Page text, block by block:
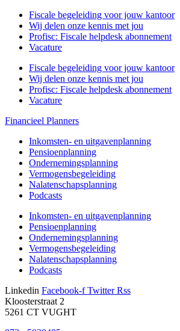
Fiscale begeleiding voor jouw kantoor
Wij delen onze kennis met jou
Profisc: Fiscale helpdesk abonnement
Vacature
Fiscale begeleiding voor jouw kantoor
Wij delen onze kennis met jou
Profisc: Fiscale helpdesk abonnement
Vacature
Financieel Planners
Inkomsten- en uitgavenplanning
Pensioenplanning
Ondernemingsplanning
Vermogensbegeleiding
Nalatenschapsplanning
Podcasts
Inkomsten- en uitgavenplanning
Pensioenplanning
Ondernemingsplanning
Vermogensbegeleiding
Nalatenschapsplanning
Podcasts
Linkedin Facebook-f Twitter Rss
Kloosterstraat 2
5261 CT VUGHT